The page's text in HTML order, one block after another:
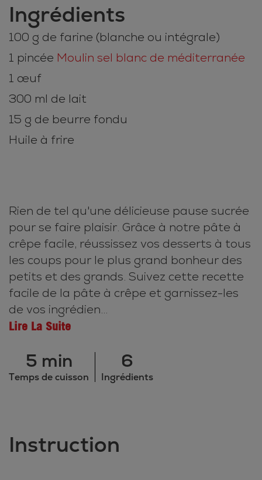
Ingrédients
100 g de farine (blanche ou intégrale)
1 pincée Moulin sel blanc de méditerranée
1 œuf
300 ml de lait
15 g de beurre fondu
Huile à frire
Rien de tel qu'une délicieuse pause sucrée
pour se faire plaisir. Grâce à notre pâte à
crêpe facile, réussissez vos desserts à tous
les coups pour le plus grand bonheur des
petits et des grands. Suivez cette recette
facile de la pâte à crêpe et garnissez-les
de vos ingrédien...
Lire La Suite
5 min
Temps de cuisson
6
Ingrédients
Instruction